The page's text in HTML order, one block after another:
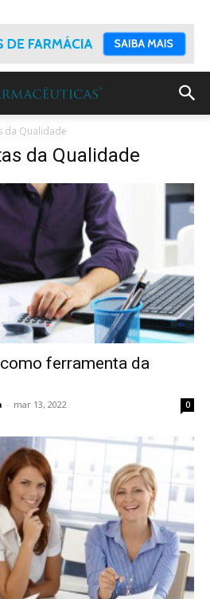
da Qualidade
da Qualidade
ferramenta da
- mar 13, 2022 0